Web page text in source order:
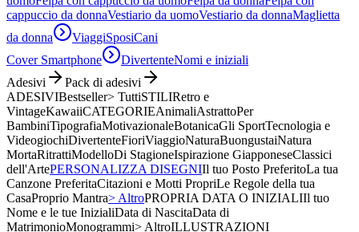
cappuccio da donnaVestiario da uomoVestiario da donnaMaglietta
da donna
ViaggiSposiCani
Cover Smartphone
DivertenteNomi e iniziali
Adesivi
Pack di adesivi
ADESIVIBestseller> TuttiSTILIRetro e
VintageKawaiiCATEGORIEAnimaliAstrattoPer
BambiniTipografiaMotivazionaleBotanicaGli SportTecnologia e
VideogiochiDivertenteFioriViaggioNaturaBuongustaiNatura
MortaRitrattiModelloDi StagioneIspirazione GiapponeseClassici
dell'ArtePERSONALIZZA DISEGNIIl tuo Posto PreferitoLa tua
Canzone PreferitaCitazioni e Motti PropriLe Regole della tua
CasaProprio Mantra> AltroPROPRIA DATA O INIZIALIIl tuo
Nome e le tue InizialiData di NascitaData di
MatrimonioMonogrammi> AltroILLUSTRAZIONI